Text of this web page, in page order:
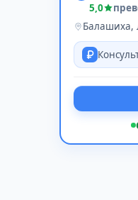
5,0
Балашиха,